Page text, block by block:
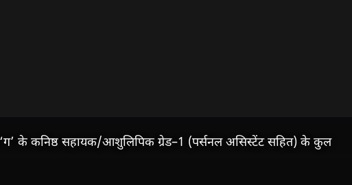
के कनिष्ठ सहायक/आशुलिपिक ग्रेड–1 (पर्सनल असिस्टेंट सहित) के कुल